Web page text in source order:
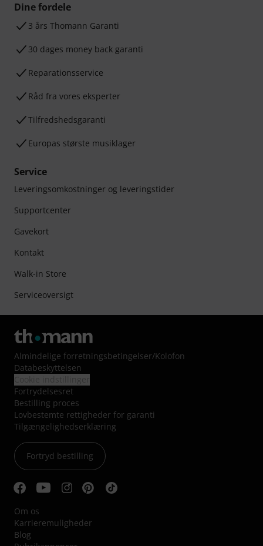
Dine fordele
3 års Thomann Garanti
30 dages money back garanti
Reparationsservice
Råd fra vores eksperter
Tilfredshedsgaranti
Europas største musiklager
Service
Leveringsomkostninger og leveringstider
Supportcenter
Gavekort
Kontakt
Walk-in Store
Serviceoversigt
Almindelige forretningsbetingelser/Kolofon
Databeskyttelsen
Fortrydelsesret
Bestilling proces
Lovbestemte rettigheder for garanti
Tilgængelighedserklæring
Fortryd bestilling
Om os
Karrieremuligheder
Blog